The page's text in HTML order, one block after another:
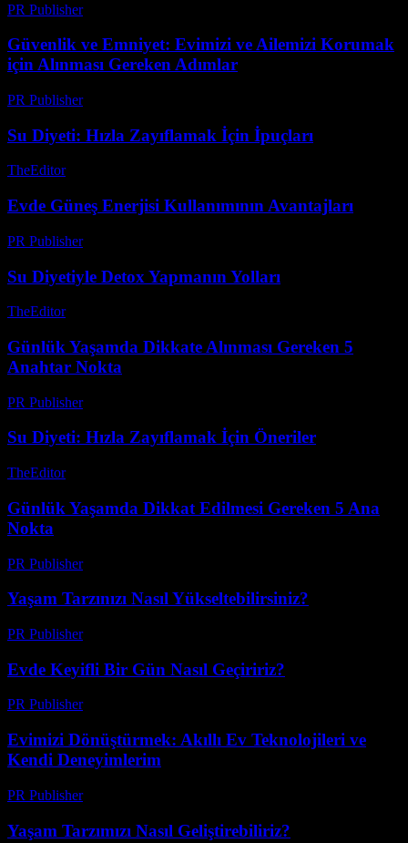
PR Publisher-
Güvenlik ve Emniyet: Evimizi ve Ailemizi Korumak
için Alınması Gereken Adımlar
PR Publisher-
Su Diyeti: Hızla Zayıflamak İçin İpuçları
TheEditor-
Evde Güneş Enerjisi Kullanımının Avantajları
PR Publisher-
Su Diyetiyle Detox Yapmanın Yolları
TheEditor-
Günlük Yaşamda Dikkate Alınması Gereken 5
Anahtar Nokta
PR Publisher-
Su Diyeti: Hızla Zayıflamak İçin Öneriler
TheEditor-
Günlük Yaşamda Dikkat Edilmesi Gereken 5 Ana
Nokta
PR Publisher-
Yaşam Tarzınızı Nasıl Yükseltebilirsiniz?
PR Publisher-
Evde Keyifli Bir Gün Nasıl Geçiririz?
PR Publisher-
Evimizi Dönüştürmek: Akıllı Ev Teknolojileri ve
Kendi Deneyimlerim
PR Publisher-
Yaşam Tarzımızı Nasıl Geliştirebiliriz?